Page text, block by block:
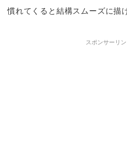
慣れてくると結構スムーズに描
スポンサーリン